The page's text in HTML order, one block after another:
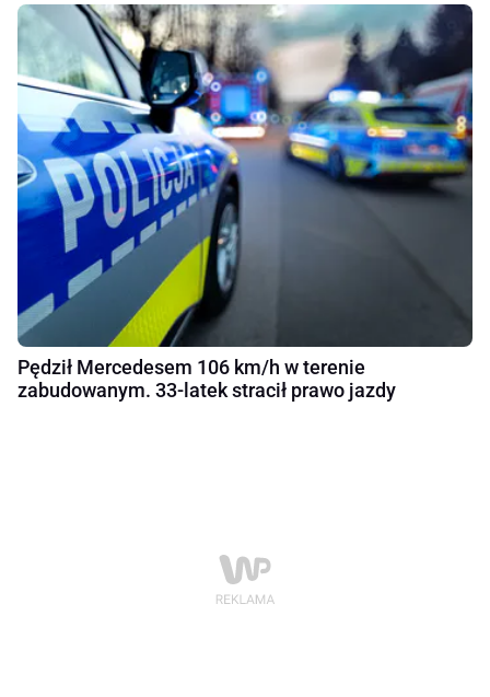
Pędził Mercedesem 106 km/h w terenie
zabudowanym. 33-latek stracił prawo jazdy